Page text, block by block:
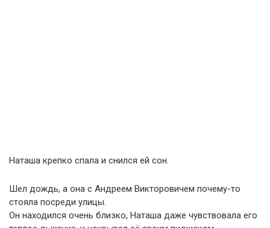
Наташа крепко спала и снился ей сон.
Шел дождь, а она с Андреем Викторовичем почему-то
стояла посреди улицы.
Он находился очень близко, Наташа даже чувствовала его